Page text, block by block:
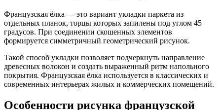
Французская ёлка — это вариант укладки паркета из
отдельных планок, торцы которых запилены под углом 45
градусов. При соединении скошенных элементов
формируется симметричный геометрический рисунок.
Такой способ укладки позволяет подчеркнуть направление
древесных волокон и создать выраженный ритм напольного
покрытия. Французская ёлка используется в классических и
современных интерьерах жилых и коммерческих помещений.
Особенности рисунка французской